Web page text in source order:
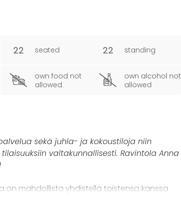
22 seated 22 standing
own food not
allowed
own alcohol not
allowed
sekä juhla- ja kokoustiloja niin
valtakunnallisesti. Ravintola Anna
on mahdollista yhdistellä toistensa kanssa.